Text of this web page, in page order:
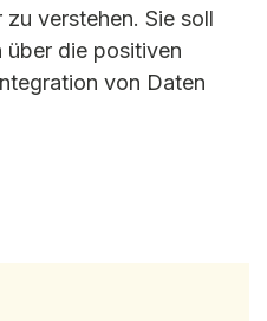
verstehen. Sie soll
über die positiven
von Daten